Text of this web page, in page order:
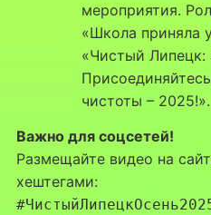
мероприятия.
«Школа приняла
«Чистый Липецк:
чистоты – 2025!».
Важно для соцсетей!
Размещайте видео на
хештегами: